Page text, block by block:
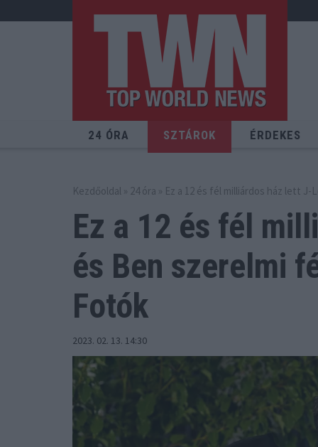
24 ÓRA SZTÁROK ÉRDEKES
Kezdőoldal » 24 óra » Ez a 12 és fél milliárdos ház lett
Ez a 12 és fél
és Ben szerelmi
Fotók
2023. 02. 13. 14:30